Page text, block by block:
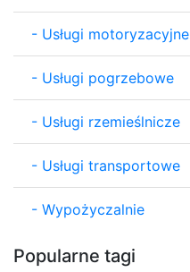
- Usługi motoryzacyjne
- Usługi pogrzebowe
- Usługi rzemieślnicze
- Usługi transportowe
- Wypożyczalnie
Popularne tagi